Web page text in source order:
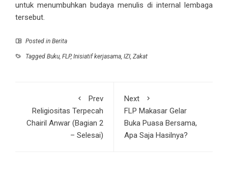
untuk menumbuhkan budaya menulis di internal lembaga
tersebut.
Posted in Berita
Tagged Buku, FLP,Inisiatif kerjasama, IZI, Zakat
Prev
Religiositas Terpecah
Chairil Anwar (Bagian 2
– Selesai)
Next
FLP Makasar Gelar
Buka Puasa Bersama,
Apa Saja Hasilnya?